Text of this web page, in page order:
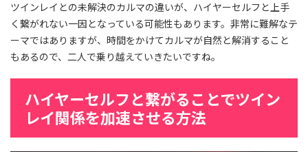
ツインレイとの未解決のカルマの違いが、ハイヤーセルフと上手
く繋がれない一因となっている可能性もあります。非常に難解なテ
ーマではありますが、時間をかけてカルマが自然と解消すること
もあるので、二人で乗り越えていきたいですね。
ハイヤーセルフと繋がることでツイン
レイ関係を加速させる方法